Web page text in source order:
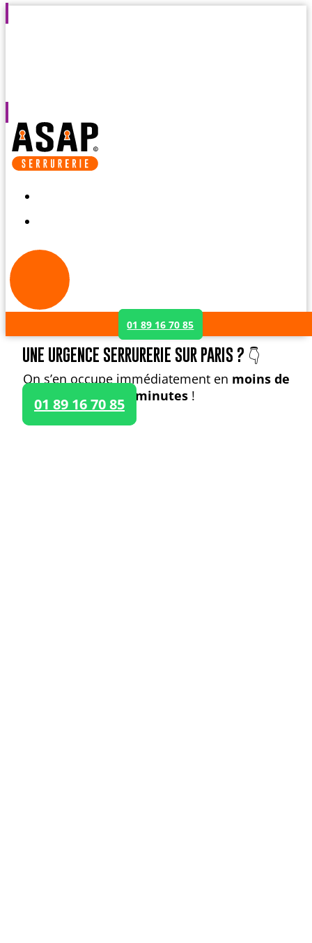
01 89 16 70 85
UNE URGENCE SERRURERIE SUR PARIS ? 👇
On s’en occupe immédiatement en moins de
30 minutes!
01 89 16 70 85